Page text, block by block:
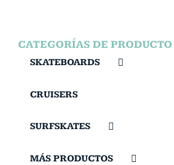
CATEGORÍAS DE PRODUCTO
SKATEBOARDS
CRUISERS
SURFSKATES
MÁS PRODUCTOS